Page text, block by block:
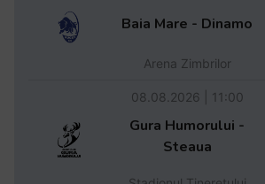
Baia Mare - Dinamo
Arena Zimbrilor
08.08.2026 | 11:00
Gura Humorului -
Steaua